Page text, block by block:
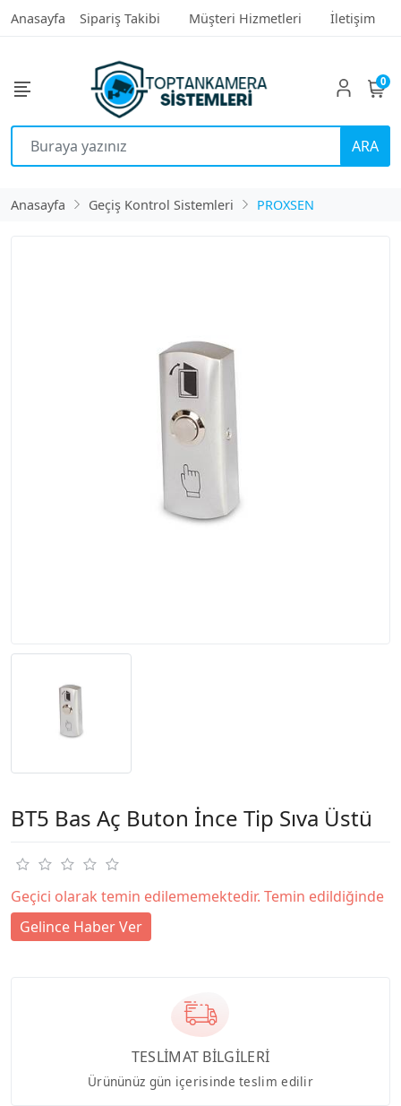
Anasayfa Sipariş Takibi Müşteri Hizmetleri İletişim
ARA
0
Anasayfa Geçiş Kontrol Sistemleri PROXSEN
BT5 Bas Aç Buton İnce Tip Sıva Üstü
Geçici olarak temin edilememektedir. Temin edildiğinde
Gelince Haber Ver
TESLİMAT BİLGİLERİ
Ürününüz gün içerisinde teslim edilir